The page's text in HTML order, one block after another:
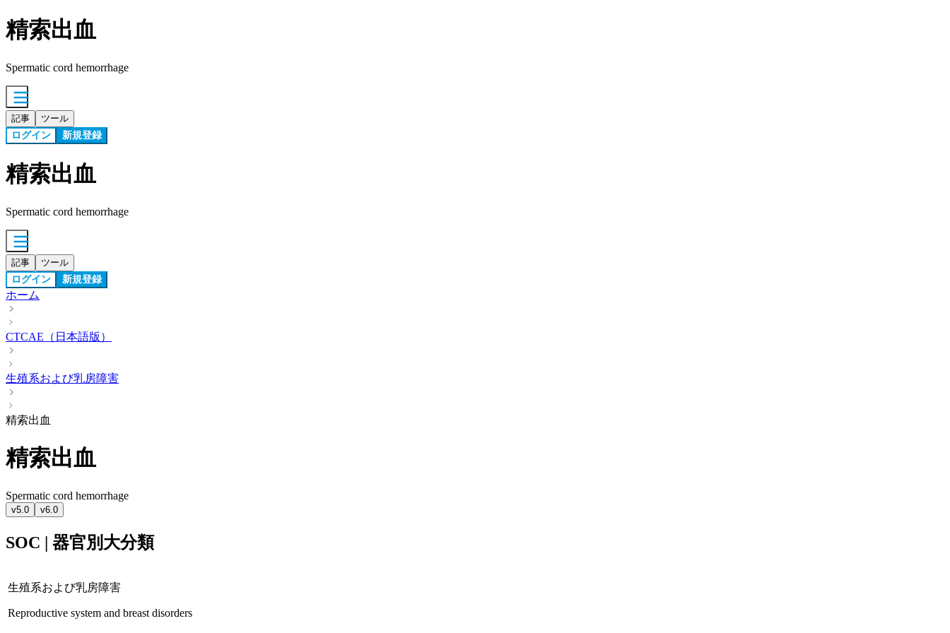
精索出血
Spermatic cord hemorrhage
記事 ツール
ログイン 新規登録
精索出血
Spermatic cord hemorrhage
記事 ツール
ログイン 新規登録
ホーム
CTCAE（日本語版）
生殖系および乳房障害
精索出血
精索出血
Spermatic cord hemorrhage
v5.0 v6.0
SOC | 器官別大分類
生殖系および乳房障害
Reproductive system and breast disorders